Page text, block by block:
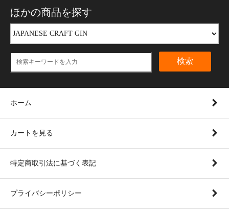
ほかの商品を探す
検索
ホーム
カートを見る
特定商取引法に基づく表記
プライバシーポリシー